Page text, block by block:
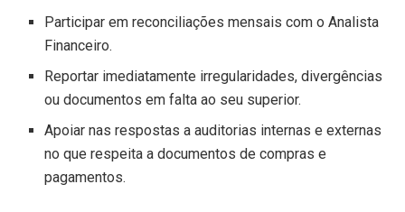
Participar em reconciliações mensais com o Analista
Financeiro.
Reportar imediatamente irregularidades, divergências
ou documentos em falta ao seu superior.
Apoiar nas respostas a auditorias internas e externas
no que respeita a documentos de compras e
pagamentos.